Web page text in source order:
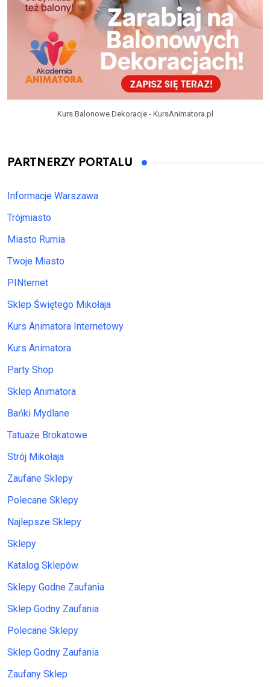
Kurs Balonowe Dekoracje - KursAnimatora.pl
PARTNERZY PORTALU
Informacje Warszawa
Trójmiasto
Miasto Rumia
Twoje Miasto
PINternet
Sklep Świętego Mikołaja
Kurs Animatora Internetowy
Kurs Animatora
Party Shop
Sklep Animatora
Bańki Mydlane
Tatuaże Brokatowe
Strój Mikołaja
Zaufane Sklepy
Polecane Sklepy
Najlepsze Sklepy
Sklepy
Katalog Sklepów
Sklepy Godne Zaufania
Sklep Godny Zaufania
Polecane Sklepy
Sklep Godny Zaufania
Zaufany Sklep